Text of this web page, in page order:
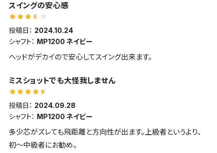
さ
離が伸びた気がします。真芯よりトウ（先）寄りで打つと距離が出
ると同時に打感と打音が良い印象です。
中古ゆえヘッドの一部に塗装剥げがありましたが、車用塗料で補
修。問題はありません。
尚、当該ドライバーはコピー品が多いとのことで、購入後にメーカ
ています。
スイングの安心感
投稿日： 2024.10.24
シャフト： MP1200 ネイビー
ヘッドがデカイので安心してスイング出来ます。
ミスショットでも大怪我しません
投稿日： 2024.09.28
シャフト： MP1200 ネイビー
多少芯がズレても飛距離と方向性が出ます。上級者というより、
初〜中級者にお勧め。